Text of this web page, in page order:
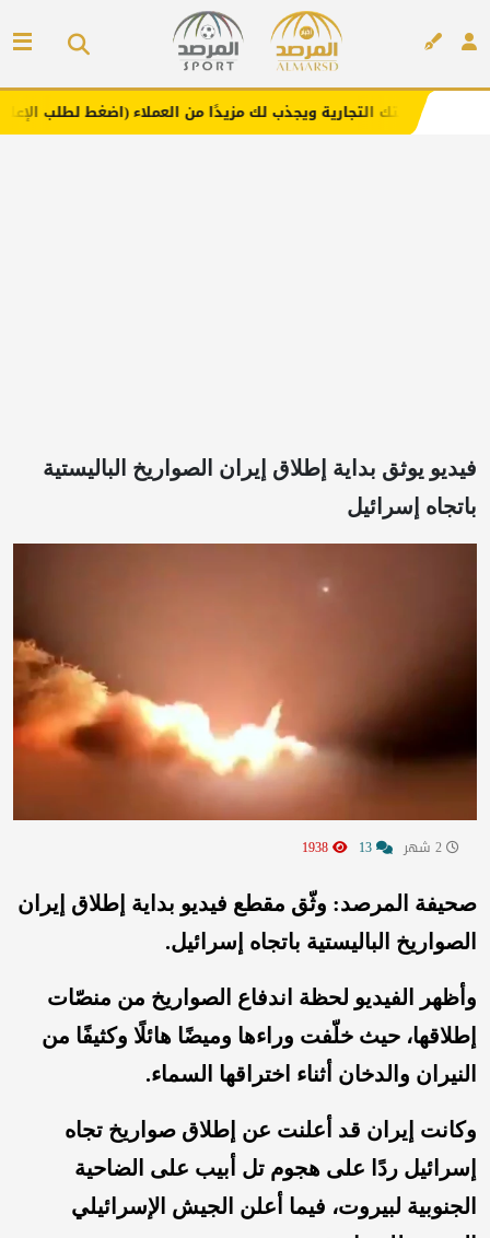
ويجذب لك مزيدًا من العملاء (اضغط لطلب الإعلان)
فيديو يوثق بداية إطلاق إيران الصواريخ الباليستية
باتجاه إسرائيل
صحيفة المرصد: وثّق مقطع فيديو بداية إطلاق إيران
الصواريخ الباليستية باتجاه إسرائيل.
وأظهر الفيديو لحظة اندفاع الصواريخ من منصّات
إطلاقها، حيث خلّفت وراءها وميضًا هائلًا وكثيفًا من
النيران والدخان أثناء اختراقها السماء.
وكانت إيران قد أعلنت عن إطلاق صواريخ تجاه
إسرائيل ردًا على هجوم تل أبيب على الضاحية
الجنوبية لبيروت، فيما أعلن الجيش الإسرائيلي